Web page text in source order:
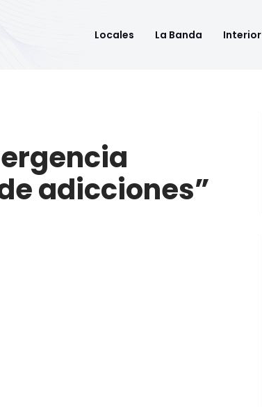
Locales La Banda Interior
adicciones”